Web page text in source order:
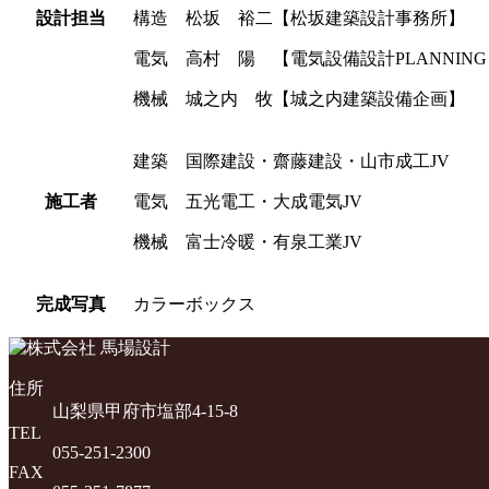
設計担当 構造 松坂 裕二【松坂建築設計事務所】
電気 高村 陽 【電気設備設計PLANNING
機械 城之内 牧【城之内建築設備企画】
施工者
建築 国際建設・齋藤建設・山市成工JV
電気 五光電工・大成電気JV
機械 富士冷暖・有泉工業JV
完成写真 カラーボックス
住所
山梨県甲府市塩部4-15-8
TEL
055-251-2300
FAX